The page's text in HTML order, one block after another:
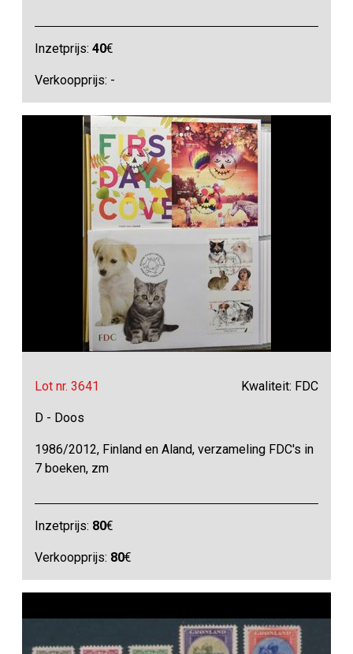
Inzetprijs:40€
Verkoopprijs: -
Lot nr. 3641 Kwaliteit: FDC
D - Doos
1986/2012, Finland en Aland, verzameling FDC's in
7 boeken, zm
Inzetprijs: 80€
Verkoopprijs: 80€